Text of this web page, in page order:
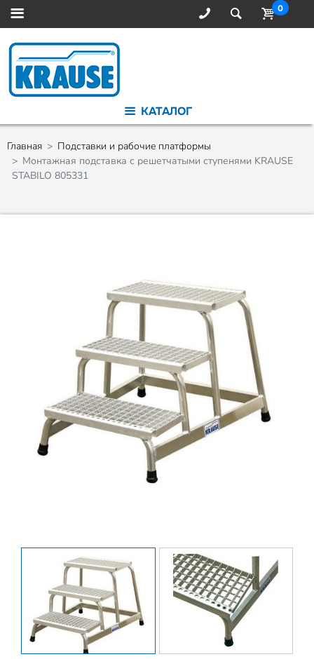
0
КАТАЛОГ
Главная
Подставки и рабочие платформы
Монтажная подставка с решетчатыми ступенями KRAUSE
STABILO 805331